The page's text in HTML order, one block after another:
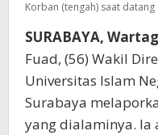
Korban (tengah) saat
SURABAYA,
Fuad, (56) Wakil
Universitas Islam
Surabaya
yang dialaminya. Ia